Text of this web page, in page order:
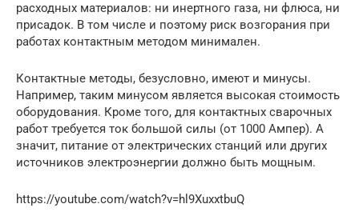
расходных материалов: ни инертного газа, ни флюса, ни
присадок. В том числе и поэтому риск возгорания при
работах контактным методом минимален.
Контактные методы, безусловно, имеют и минусы.
Например, таким минусом является высокая стоимость
оборудования. Кроме того, для контактных сварочных
работ требуется ток большой силы (от 1000 Ампер). А
значит, питание от электрических станций или других
источников электроэнергии должно быть мощным.
https://youtube.com/watch?v=hl9XuxxtbuQ